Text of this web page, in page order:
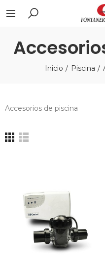
Inicio Piscina
Accesorios de piscina